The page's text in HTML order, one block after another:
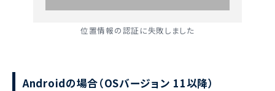
位置情報の認証に失敗しました
Androidの場合（OSバージョン 11以降）